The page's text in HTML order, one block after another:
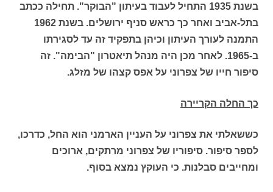
בשנת 1935 התחיל לעבוד בעיתון "הבוקר". תחילה ככתב
בתל-אביב ואחר כך כראש סניף ירושלים. בשנת 1962
התמנה לעורך העיתון וכיהן בתפקיד זה עד לסגירתו
ב-1965. לאחר מכן היה מנהל תיאטרון "הבימה". זה
סיפור חייו של צפרוני על אפס קצהו של מזלג.
כך החלה הקריירה
כששאלתי את צפרוני על העניין הארמני הוא החל, כדרכו,
לספר סיפור. סיפוריו של צפרוני מרתקים, ארוכים
ומחייבים סבלנות. כי העוקץ נמצא בסוף.